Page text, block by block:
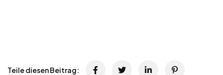
Teile diesen Beitrag: